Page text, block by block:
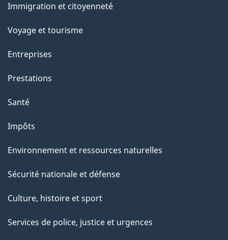
a
c
i
o
s
u
c
e
t
e
sujets
Immigration et citoyenneté
Voyage et tourisme
Entreprises
Prestations
Santé
Impôts
Environnement et ressources naturelles
Sécurité nationale et défense
Culture, histoire et sport
Services de police, justice et urgences